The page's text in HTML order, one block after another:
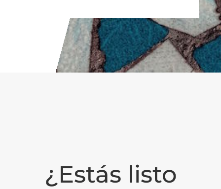
¿Estás listo